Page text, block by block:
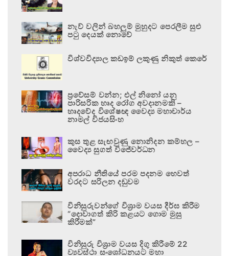
නැව් වලින් බහලුම් මුහුදට පෙරලීම සුළු
පටු දෙයක් නොවේ
විශ්වවිද්‍යාල කඩඉම් ලකුණු නිකුත් කෙරේ
ප්‍රවේසම් වන්න; එල් නිනෝ යනු
පාරිසරික හෘද රෝග අවදානමකි –
හෘදවේද විශේෂඥ වෛද්‍ය මහාචාර්ය
නාමල් විජයසිංහ
කුස තුළ සැඟවුණු නොනිදන කම්හල –
වෛද්‍ය සුගත් විජේවර්ධන
අපරාධ නීතියේ පරම පදනම හෙවත්
වරදට සරිලන දඬුවම
විනිසුරුවන්ගේ විශ්‍රාම වයස දීර්ඝ කිරීම
“දොවාගත් කිරි කළයට ගොම මුසු
කිරීමක්”
විනිසුරු විශ්‍රාම වයස දිගු කිරීමේ 22
ව්‍යවස්ථා සංශෝධනයට මහා